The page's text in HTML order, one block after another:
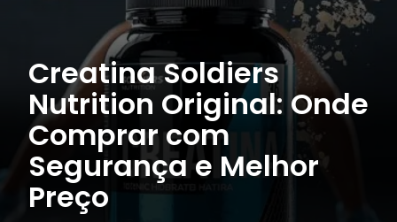
Creatina Soldiers
Nutrition Original: Onde
Comprar com
Segurança e Melhor
Preço